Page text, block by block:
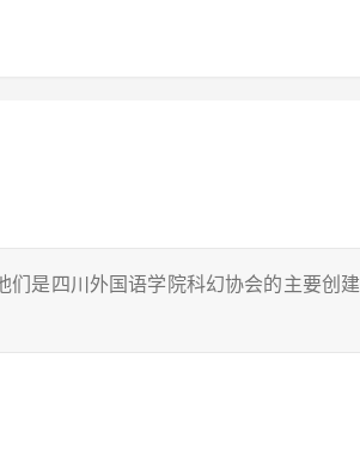
是四川外国语学院科幻协会的主要创建